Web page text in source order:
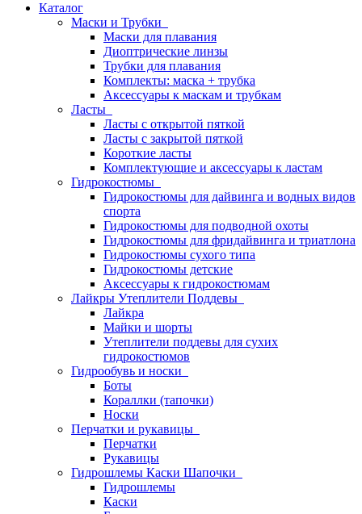
Каталог
Маски и Трубки
Маски для плавания
Диоптрические линзы
Трубки для плавания
Комплекты: маска + трубка
Аксессуары к маскам и трубкам
Ласты
Ласты с открытой пяткой
Ласты с закрытой пяткой
Короткие ласты
Комплектующие и аксессуары к ластам
Гидрокостюмы
Гидрокостюмы для дайвинга и водных видов
спорта
Гидрокостюмы для подводной охоты
Гидрокостюмы для фридайвинга и триатлона
Гидрокостюмы сухого типа
Гидрокостюмы детские
Аксессуары к гидрокостюмам
Лайкры Утеплители Поддевы
Лайкра
Майки и шорты
Утеплители поддевы для сухих
гидрокостюмов
Гидрообувь и носки
Боты
Кораллки (тапочки)
Носки
Перчатки и рукавицы
Перчатки
Рукавицы
Гидрошлемы Каски Шапочки
Гидрошлемы
Каски